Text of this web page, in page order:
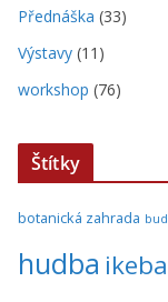
Přednáška (33)
Výstavy (11)
workshop (76)
Štítky
botanická zahrada
hudba